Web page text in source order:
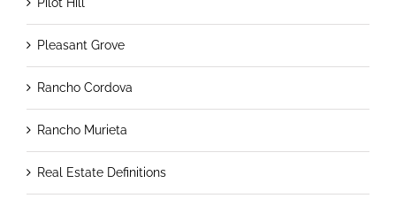
Pleasant Grove
Rancho Cordova
Rancho Murieta
Real Estate Definitions